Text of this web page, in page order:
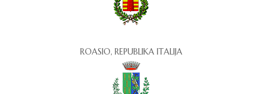
ROASIO, REPUBLIKA ITALIJA